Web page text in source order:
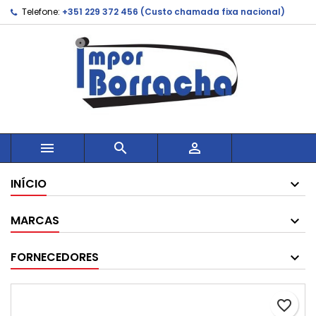
Telefone: +351 229 372 456 (Custo chamada fixa nacional)
  
INÍCIO
MARCAS
FORNECEDORES
favorite_border